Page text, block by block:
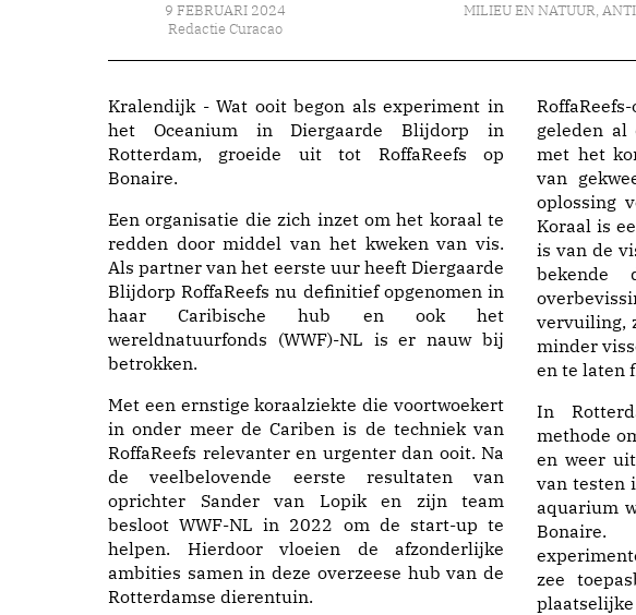
9 FEBRUARI 2024
Redactie Curacao
MILIEU EN NATUUR,
Kralendijk - Wat ooit begon als experiment in
het Oceanium in Diergaarde Blijdorp in
Rotterdam, groeide uit tot RoffaReefs op
Bonaire.
Een organisatie die zich inzet om het koraal te
redden door middel van het kweken van vis.
Als partner van het eerste uur heeft Diergaarde
Blijdorp RoffaReefs nu definitief opgenomen in
haar Caribische hub en ook het
wereldnatuurfonds (WWF)-NL is er nauw bij
betrokken.
Met een ernstige koraalziekte die voortwoekert
in onder meer de Cariben is de techniek van
RoffaReefs relevanter en urgenter dan ooit. Na
de veelbelovende eerste resultaten van
oprichter Sander van Lopik en zijn team
besloot WWF-NL in 2022 om de start-up te
helpen. Hierdoor vloeien de afzonderlijke
ambities samen in deze overzeese hub van de
Rotterdamse dierentuin.
geleden
met het
van
oplossing
Koraal is
is van de
bekende
vervuiling,
minder
en te laten
In
methode
en weer
van testen
aquarium
zee